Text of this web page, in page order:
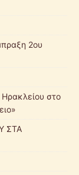
2ου
Ηρακλείου στο
ΣΤΑ